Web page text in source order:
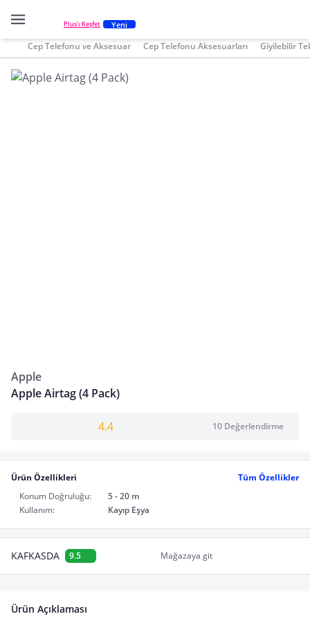
Plus'ı Keşfet Yeni
Cep Telefonu ve Aksesuar Cep Telefonu Aksesuarları Giyilebilir
Apple
Apple Airtag (4 Pack)
4.4 10 Değerlendirme
Ürün Özellikleri
Tüm Özellikler
Konum Doğruluğu:
5 - 20 m
Kullanım:
Kayıp Eşya
KAFKASDA 9.5 Mağazaya git
Ürün Açıklaması